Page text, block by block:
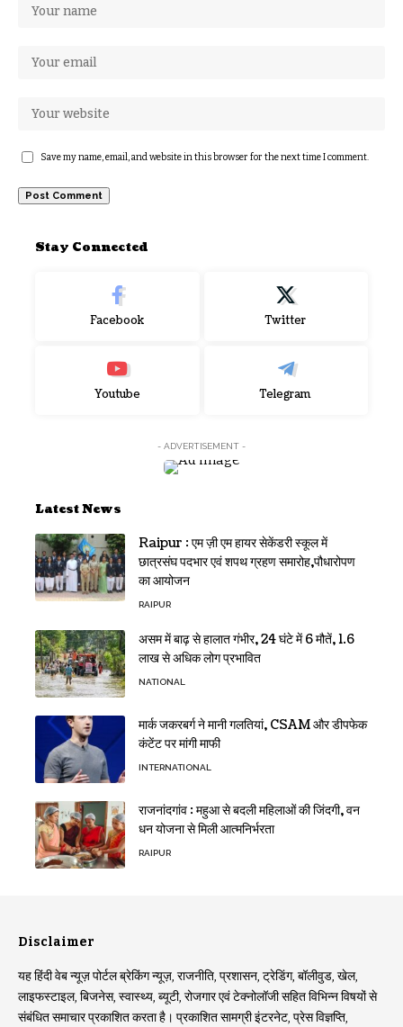
Save my name, email, and website in this browser for the next time I comment.
Stay Connected
Facebook Twitter
Youtube Telegram
- ADVERTISEMENT -
Latest News
Raipur : एम ज़ी एम हायर सेकेंडरी स्कूल में
छात्रसंघ पदभार एवं शपथ ग्रहण समारोह,पौधारोपण
का आयोजन
RAIPUR
असम में बाढ़ से हालात गंभीर, 24 घंटे में 6 मौतें, 1.6
लाख से अधिक लोग प्रभावित
NATIONAL
मार्क जकरबर्ग ने मानी गलतियां, CSAM और डीपफेक
कंटेंट पर मांगी माफी
INTERNATIONAL
राजनांदगांव : महुआ से बदली महिलाओं की जिंदगी, वन
धन योजना से मिली आत्मनिर्भरता
RAIPUR
Disclaimer
यह हिंदी वेब न्यूज़ पोर्टल ब्रेकिंग न्यूज़, राजनीति, प्रशासन, ट्रेडिंग, बॉलीवुड, खेल,
लाइफस्टाइल, बिजनेस, स्वास्थ्य, ब्यूटी, रोजगार एवं टेक्नोलॉजी सहित विभिन्न विषयों से
संबंधित समाचार प्रकाशित करता है। प्रकाशित सामग्री इंटरनेट, प्रेस विज्ञप्ति,